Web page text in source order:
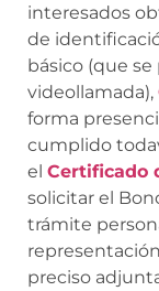
interesados
de
básico (que
videollamada),
forma
cumplido
el Certificado
solicitar el
trámite
preciso